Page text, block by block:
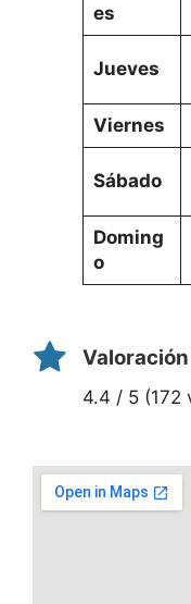
es
Jueves
Viernes
Sábado
Doming
o
4.4 / 5 (172